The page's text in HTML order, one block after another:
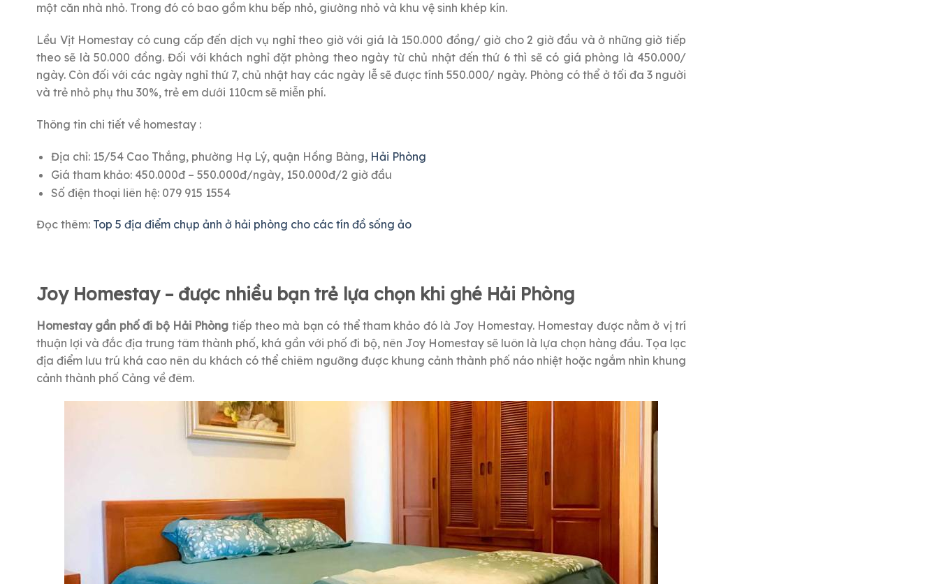
một căn nhà nhỏ. Trong đó có bao gồm khu bếp nhỏ, giường nhỏ và khu vệ sinh khép kín.
Lều Vịt Homestay có cung cấp đến dịch vụ nghỉ theo giờ với giá là 150.000 đồng/ giờ cho 2 giờ đầu và ở những giờ tiếp
theo sẽ là 50.000 đồng. Đối với khách nghỉ đặt phòng theo ngày từ chủ nhật đến thứ 6 thì sẽ có giá phòng là 450.000/
ngày. Còn đối với các ngày nghỉ thứ 7, chủ nhật hay các ngày lễ sẽ được tính 550.000/ ngày. Phòng có thể ở tối đa 3 người
và trẻ nhỏ phụ thu 30%, trẻ em dưới 110cm sẽ miễn phí.
Thông tin chi tiết về homestay :
Địa chỉ: 15/54 Cao Thắng, phường Hạ Lý, quận Hồng Bàng, Hải Phòng
Giá tham khảo: 450.000đ – 550.000đ/ngày, 150.000đ/2 giờ đầu
Số điện thoại liên hệ: 079 915 1554
Đọc thêm: Top 5 địa điểm chụp ảnh ở hải phòng cho các tín đồ sống ảo
Joy Homestay – được nhiều bạn trẻ lựa chọn khi ghé Hải Phòng
Homestay gần phố đi bộ Hải Phòng tiếp theo mà bạn có thể tham khảo đó là Joy Homestay. Homestay được nằm ở vị trí
thuận lợi và đắc địa trung tâm thành phố, khá gần với phố đi bộ, nên Joy Homestay sẽ luôn là lựa chọn hàng đầu. Tọa lạc
địa điểm lưu trú khá cao nên du khách có thể chiêm ngưỡng được khung cảnh thành phố náo nhiệt hoặc ngắm nhìn khung
cảnh thành phố Cảng về đêm.